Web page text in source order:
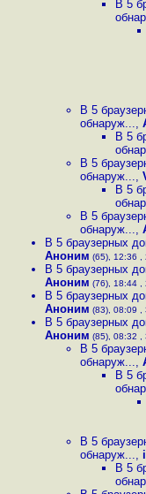
В 5
В 5
обнаруж...,
В 5
В 5
обнаруж...,
В 5
В 5
обнаруж...,
В 5 браузерных
Аноним (65), 12:36 ,
В 5 браузерных
Аноним (76), 18:44 ,
В 5 браузерных
Аноним (83), 08:09 ,
В 5 браузерных
Аноним (85), 08:32 ,
В 5
обнаруж...,
В 5
В 5
обнаруж...,
В 5